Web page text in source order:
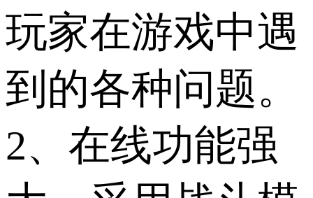
玩家在游戏中遇
到的各种问题。
2、在线功能强